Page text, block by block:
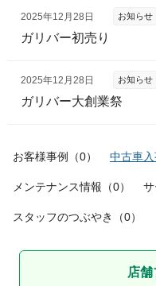
2025年12月28日 お知らせ
ガリバー初売り
2025年12月28日 お知らせ
ガリバー大創業祭
お客様事例 （0） 中古車
メンテナンス情報 （0）
スタッフのつぶやき （0）
店